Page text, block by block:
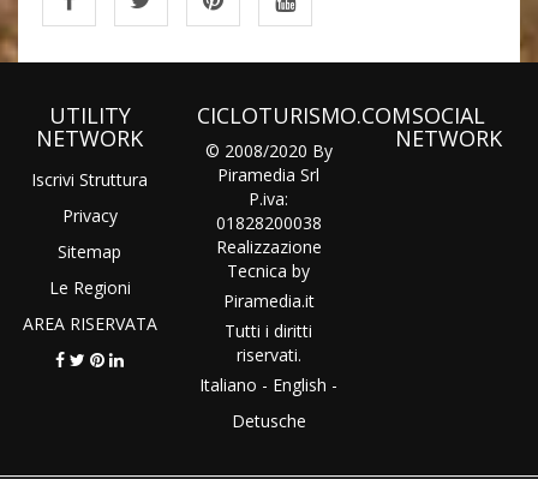
UTILITY
NETWORK
Iscrivi Struttura
Privacy
Sitemap
Le Regioni
AREA RISERVATA
CICLOTURISMO.COM
© 2008/2020 By
Piramedia Srl
P.iva:
01828200038
Realizzazione
Tecnica by
Piramedia.it
Tutti i diritti
riservati.
Italiano - English -
Detusche
SOCIAL
NETWORK